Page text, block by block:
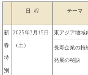
日 程 テーマ
新
春
特
別
2025年3月15日
（土）
東アジア地域
長寿企業の持
発展の秘訣